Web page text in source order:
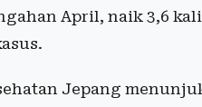
April, naik 3,6
Jepang